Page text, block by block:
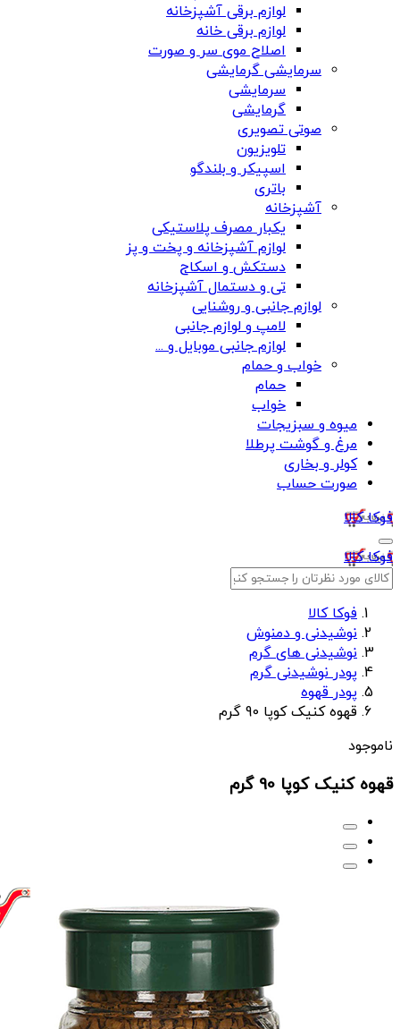
لوازم برقی آشپزخانه
لوازم برقی خانه
اصلاح موی سر و صورت
سرمایشی گرمایشی
سرمایشی
گرمایشی
صوتی تصویری
تلویزیون
اسپیکر و بلندگو
باتری
آشپزخانه
یکبار مصرف پلاستیکی
لوازم آشپزخانه و پخت و پز
دستکش و اسکاج
تی و دستمال آشپزخانه
لوازم جانبی و روشنایی
لامپ و لوازم جانبی
لوازم جانبی موبایل و ...
خواب و حمام
حمام
خواب
میوه و سبزیجات
مرغ و گوشت پرطلا
کولر و بخاری
صورت حساب
فوکا کالا
فوکا کالا
فوکا کالا
نوشیدنی و دمنوش
نوشیدنی های گرم
پودر نوشیدنی گرم
پودر قهوه
قهوه کنیک کوپا 90 گرم
ناموجود
قهوه کنیک کوپا 90 گرم